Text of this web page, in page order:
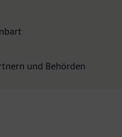
und Behörden